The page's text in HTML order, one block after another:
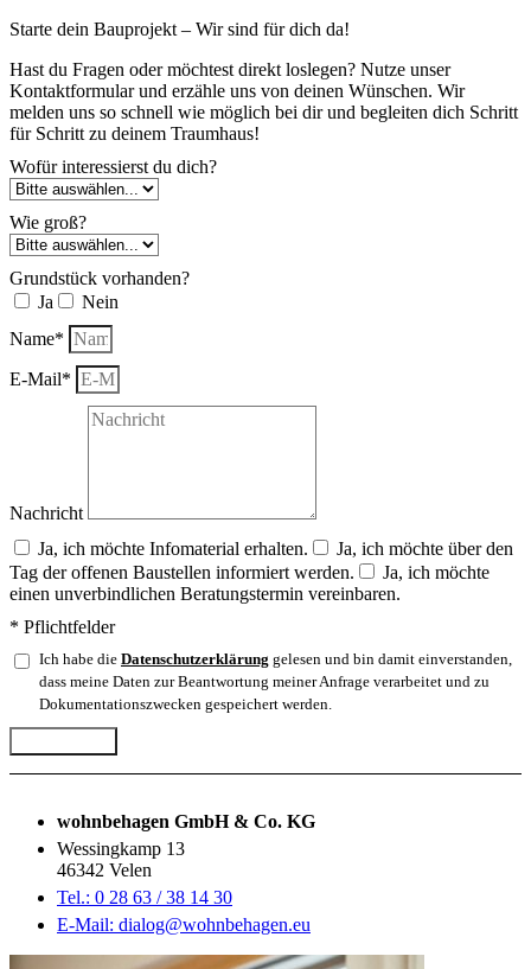
Starte dein Bauprojekt – Wir sind für dich da!
Hast du Fragen oder möchtest direkt loslegen? Nutze unser
Kontaktformular und erzähle uns von deinen Wünschen. Wir
melden uns so schnell wie möglich bei dir und begleiten dich Schritt
für Schritt zu deinem Traumhaus!
Wofür interessierst du dich?
Wie groß?
Grundstück vorhanden?
Ja
Nein
Name*
E-Mail*
Nachricht
Ja, ich möchte Infomaterial erhalten.
Ja, ich möchte über den
Tag der offenen Baustellen informiert werden.
Ja, ich möchte
einen unverbindlichen Beratungstermin vereinbaren.
* Pflichtfelder
Ich habe die Datenschutzerklärung gelesen und bin damit einverstanden,
dass meine Daten zur Beantwortung meiner Anfrage verarbeitet und zu
Dokumentationszwecken gespeichert werden.
wohnbehagen GmbH & Co. KG
Wessingkamp 13
46342 Velen
Tel.: 0 28 63 / 38 14 30
E-Mail: dialog@wohnbehagen.eu